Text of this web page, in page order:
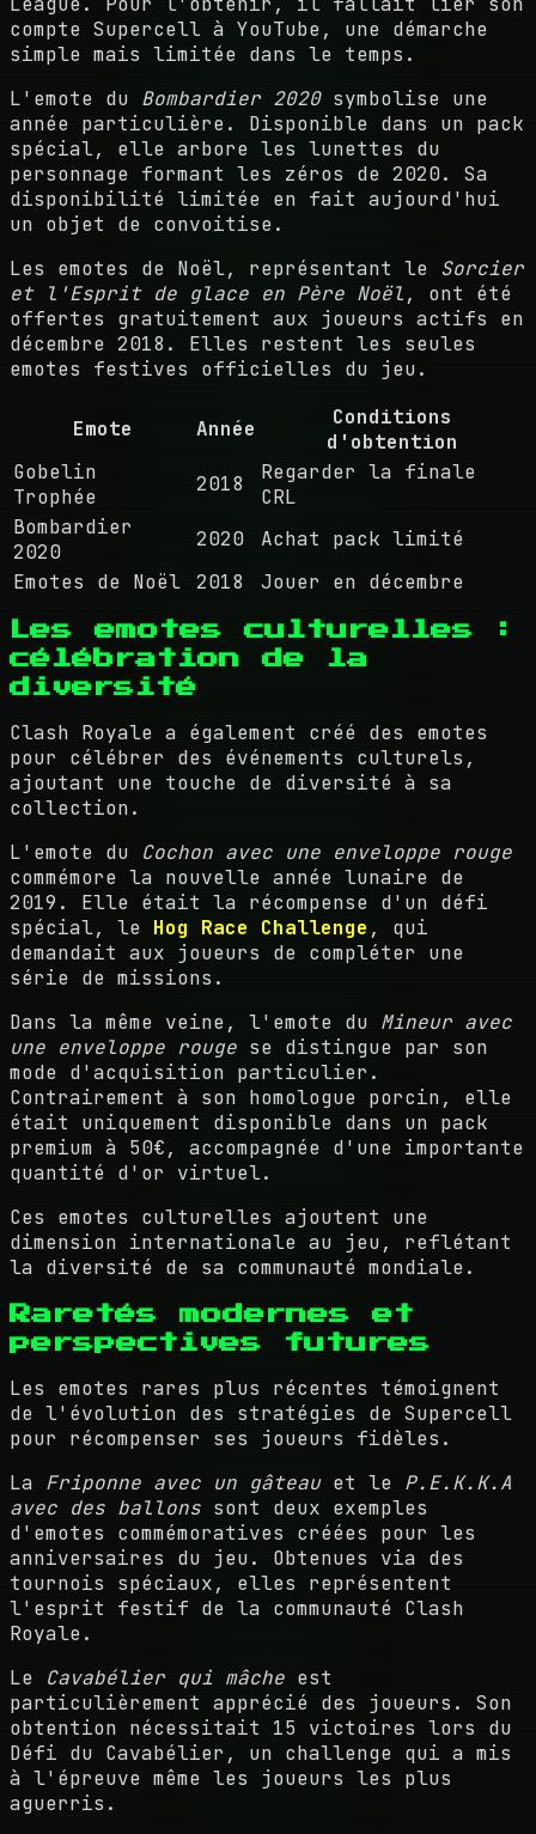
compte Supercell à YouTube, une démarche
simple mais limitée dans le temps.
L'emote du Bombardier 2020symbolise une
année particulière. Disponible dans un pack
spécial, elle arbore les lunettes du
personnage formant les zéros de 2020. Sa
disponibilité limitée en fait aujourd'hui
un objet de convoitise.
Les emotes de Noël, représentant le Sorcier
et l'Esprit de glace en Père Noël, ont été
offertes gratuitement aux joueurs actifs en
décembre 2018. Elles restent les seules
emotes festives officielles du jeu.
Emote Année
Conditions
d'obtention
Gobelin
Trophée
2018
Regarder la finale
CRL
Bombardier
2020
2020
Achat pack limité
Emotes de Noël
2018 Jouer en décembre
Les emotes culturelles :
célébration de la
diversité
Clash Royale a également créé des emotes
pour célébrer des événements culturels,
ajoutant une touche de diversité à sa
collection.
L'emote du Cochon avec une enveloppe rouge
commémore la nouvelle année lunaire de
2019. Elle était la récompense d'un défi
spécial, le Hog Race Challenge , qui
demandait aux joueurs de compléter une
série de missions.
Dans la même veine, l'emote du Mineur avec
une enveloppe rouge se distingue par son
mode d'acquisition particulier.
Contrairement à son homologue porcin, elle
était uniquement disponible dans un pack
premium à 50€, accompagnée d'une importante
quantité d'or virtuel.
Ces emotes culturelles ajoutent une
dimension internationale au jeu, reflétant
la diversité de sa communauté mondiale.
Raretés modernes et
perspectives futures
Les emotes rares plus récentes témoignent
de l'évolution des stratégies de Supercell
pour récompenser ses joueurs fidèles.
La Friponne avec un gâteauet le P.E.K.K.A
avec des ballons sont deux exemples
d'emotes commémoratives créées pour les
anniversaires du jeu. Obtenues via des
tournois spéciaux, elles représentent
l'esprit festif de la communauté Clash
Royale.
Le Cavabélier qui mâche est
particulièrement apprécié des joueurs. Son
obtention nécessitait 15 victoires lors du
Défi du Cavabélier, un challenge qui a mis
à l'épreuve même les joueurs les plus
aguerris.